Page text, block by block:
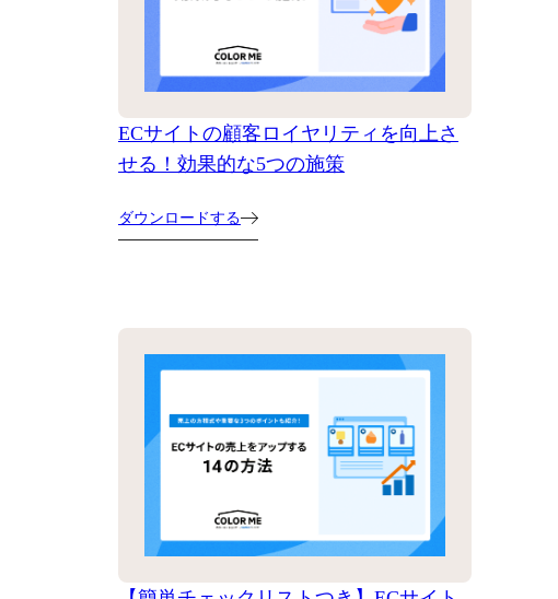
ECサイトの顧客ロイヤリティを向上さ
せる！効果的な5つの施策
ダウンロードする